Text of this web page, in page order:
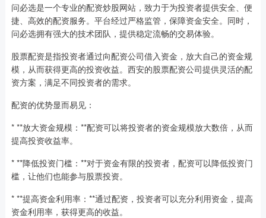
问必选是一个专业的配资炒股网站，致力于为投资者提供安全、便
捷、高效的配资服务。平台经过严格监管，保障资金安全。同时，
问必选拥有强大的技术团队，提供稳定流畅的交易体验。
股票配资是指投资者通过向配资公司借入资金，放大自己的资金规
模，从而获得更高的投资收益。西安的股票配资公司提供灵活的配
资方案，满足不同投资者的需求。
配资的优势显而易见：
* **放大资金规模：**配资可以将投资者的资金规模放大数倍，从而
提高投资收益率。
* **降低投资门槛：**对于资金有限的投资者，配资可以降低投资门
槛，让他们也能参与股票投资。
* **提高资金利用率：**通过配资，投资者可以充分利用资金，提高
资金利用率，获得更高的收益。